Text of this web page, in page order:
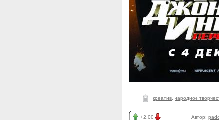
креатив народное
+2.00 Автор: